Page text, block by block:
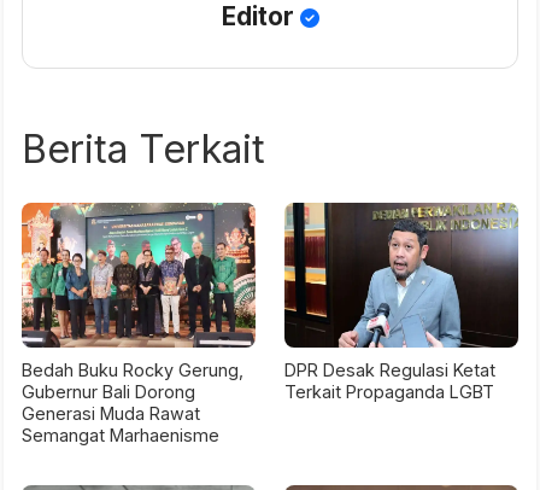
Editor
Berita Terkait
Bedah Buku Rocky Gerung,
Gubernur Bali Dorong
Generasi Muda Rawat
Semangat Marhaenisme
DPR Desak Regulasi Ketat
Terkait Propaganda LGBT